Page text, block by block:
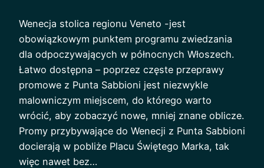
Wenecja stolica regionu Veneto -jest
obowiązkowym punktem programu zwiedzania
dla odpoczywających w północnych Włoszech.
Łatwo dostępna – poprzez częste przeprawy
promowe z Punta Sabbioni jest niezwykle
malowniczym miejscem, do którego warto
wrócić, aby zobaczyć nowe, mniej znane oblicze.
Promy przybywające do Wenecji z Punta Sabbioni
docierają w pobliże Placu Świętego Marka, tak
więc nawet bez…